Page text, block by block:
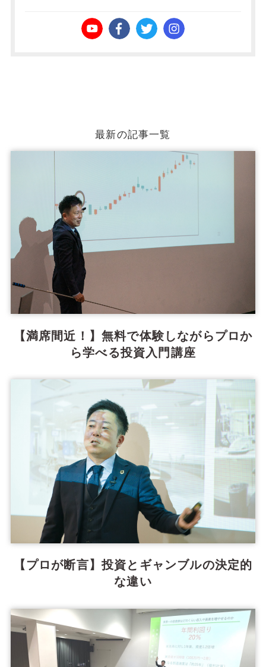
最新の記事一覧
【満席間近！】無料で体験しながらプロか
ら学べる投資入門講座
【プロが断言】投資とギャンブルの決定的
な違い